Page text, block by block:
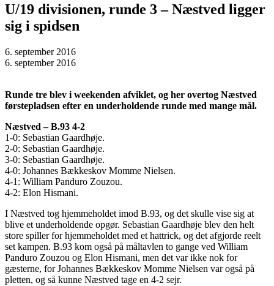
U/19 divisionen, runde 3 – Næstved ligger
sig i spidsen
6. september 2016
6. september 2016
Runde tre blev i weekenden afviklet, og her overtog Næstved
førstepladsen efter en underholdende runde med mange mål.
Næstved – B.93 4-2
1-0: Sebastian Gaardhøje.
2-0: Sebastian Gaardhøje.
3-0: Sebastian Gaardhøje.
4-0: Johannes Bækkeskov Momme Nielsen.
4-1: William Panduro Zouzou.
4-2: Elon Hismani.
I Næstved tog hjemmeholdet imod B.93, og det skulle vise sig at
blive et underholdende opgør. Sebastian Gaardhøje blev den helt
store spiller for hjemmeholdet med et hattrick, og det afgjorde reelt
set kampen. B.93 kom også på måltavlen to gange ved William
Panduro Zouzou og Elon Hismani, men det var ikke nok for
gæsterne, for Johannes Bækkeskov Momme Nielsen var også på
pletten, og så kunne Næstved tage en 4-2 sejr.